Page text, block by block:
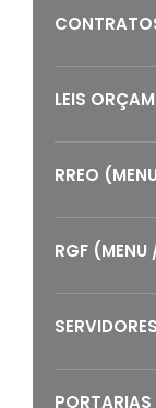
LEIS
RREO
RGF
SERVIDORES
PORTARIAS